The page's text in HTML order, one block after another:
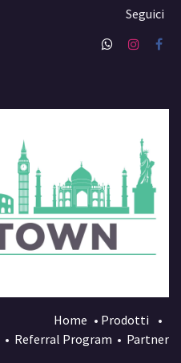
Seguici
Home • Prodotti
•
• Referral Program • Partner